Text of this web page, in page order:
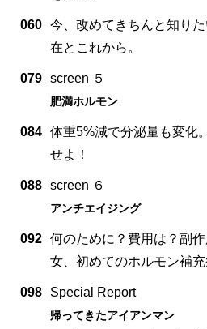
060 今、改めてきちんと知り
在とこれから。
079 screen ５
肥満ホルモン
084 体重5%減で分泌量も変化
せよ！
088 screen ６
アンチエイジング
092 何のために？費用は？副
女、初めてのホルモン補充
098 Special Report
帰ってきたアイアンマン